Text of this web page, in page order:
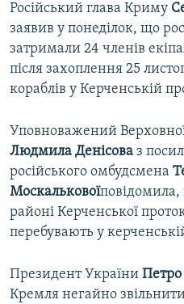
Російський глава Криму
заявив у понеділок, що
затримали 24 членів
після захоплення 25
кораблів у Керченській
Уповноважений
Людмила Денісова з
російського омбудсмена
Москалькової
районі Керченської
перебувають у
Президент України
Кремля негайно